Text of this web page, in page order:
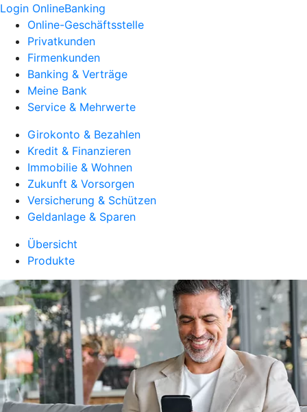
Login OnlineBanking
Online-Geschäftsstelle
Privatkunden
Firmenkunden
Banking & Verträge
Meine Bank
Service & Mehrwerte
Girokonto & Bezahlen
Kredit & Finanzieren
Immobilie & Wohnen
Zukunft & Vorsorgen
Versicherung & Schützen
Geldanlage & Sparen
Übersicht
Produkte